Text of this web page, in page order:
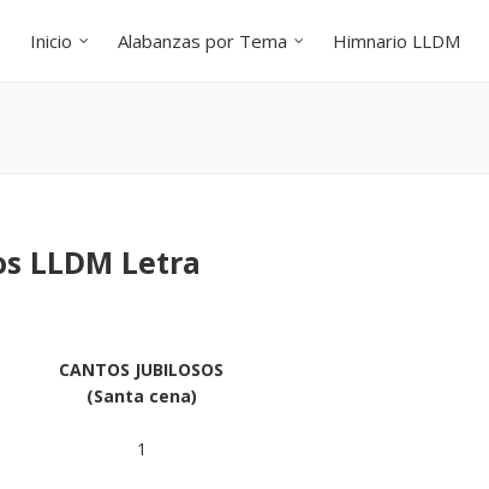
Inicio Alabanzas por Tema Himnario LLDM
LLDM Letra
CANTOS JUBILOSOS
(Santa cena)
1